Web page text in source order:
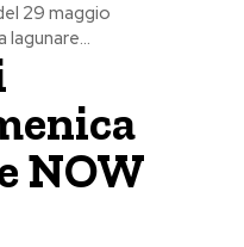
29 maggio
lagunare...
NOW